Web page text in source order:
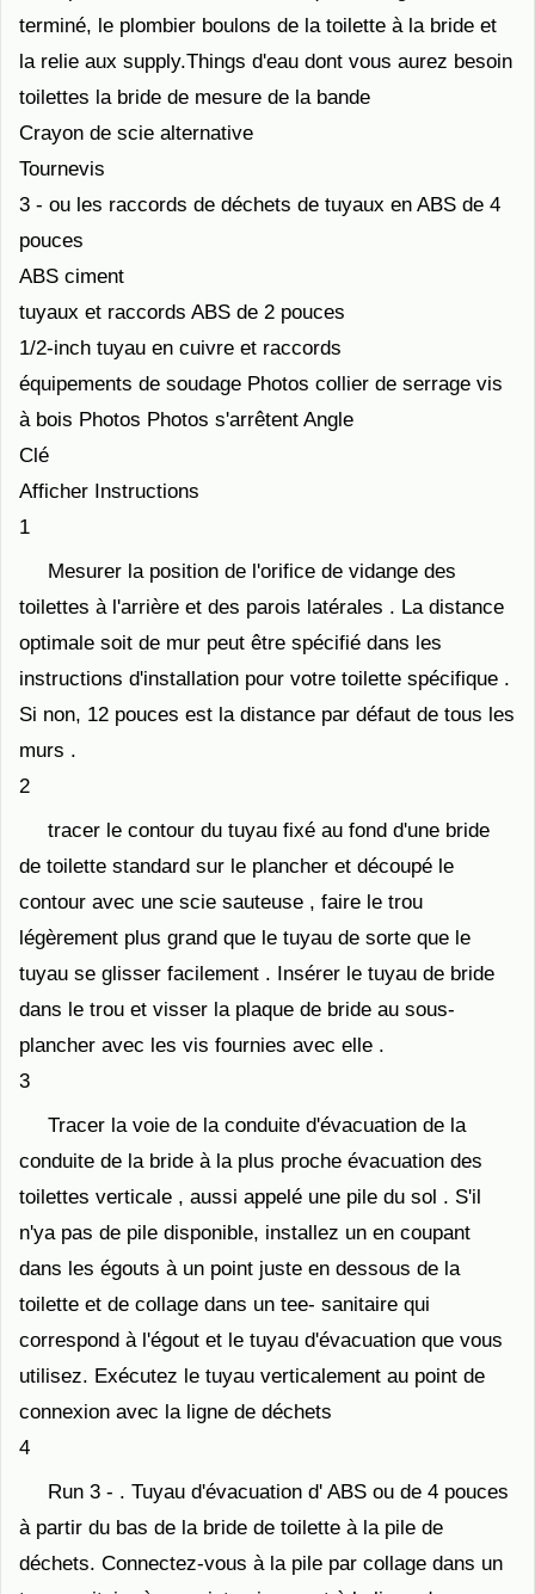
terminé, le plombier boulons de la toilette à la bride et
la relie aux supply.Things d'eau dont vous aurez besoin
toilettes la bride de mesure de la bande
Crayon de scie alternative
Tournevis
3 - ou les raccords de déchets de tuyaux en ABS de 4
pouces
ABS ciment
tuyaux et raccords ABS de 2 pouces
1/2-inch tuyau en cuivre et raccords
équipements de soudage Photos collier de serrage vis
à bois Photos Photos s'arrêtent Angle
Clé
Afficher Instructions
1
Mesurer la position de l'orifice de vidange des
toilettes à l'arrière et des parois latérales . La distance
optimale soit de mur peut être spécifié dans les
instructions d'installation pour votre toilette spécifique .
Si non, 12 pouces est la distance par défaut de tous les
murs .
2
tracer le contour du tuyau fixé au fond d'une bride
de toilette standard sur le plancher et découpé le
contour avec une scie sauteuse , faire le trou
légèrement plus grand que le tuyau de sorte que le
tuyau se glisser facilement . Insérer le tuyau de bride
dans le trou et visser la plaque de bride au sous-
plancher avec les vis fournies avec elle .
3
Tracer la voie de la conduite d'évacuation de la
conduite de la bride à la plus proche évacuation des
toilettes verticale , aussi appelé une pile du sol . S'il
n'ya pas de pile disponible, installez un en coupant
dans les égouts à un point juste en dessous de la
toilette et de collage dans un tee- sanitaire qui
correspond à l'égout et le tuyau d'évacuation que vous
utilisez. Exécutez le tuyau verticalement au point de
connexion avec la ligne de déchets
4
Run 3 - . Tuyau d'évacuation d' ABS ou de 4 pouces
à partir du bas de la bride de toilette à la pile de
déchets. Connectez-vous à la pile par collage dans un